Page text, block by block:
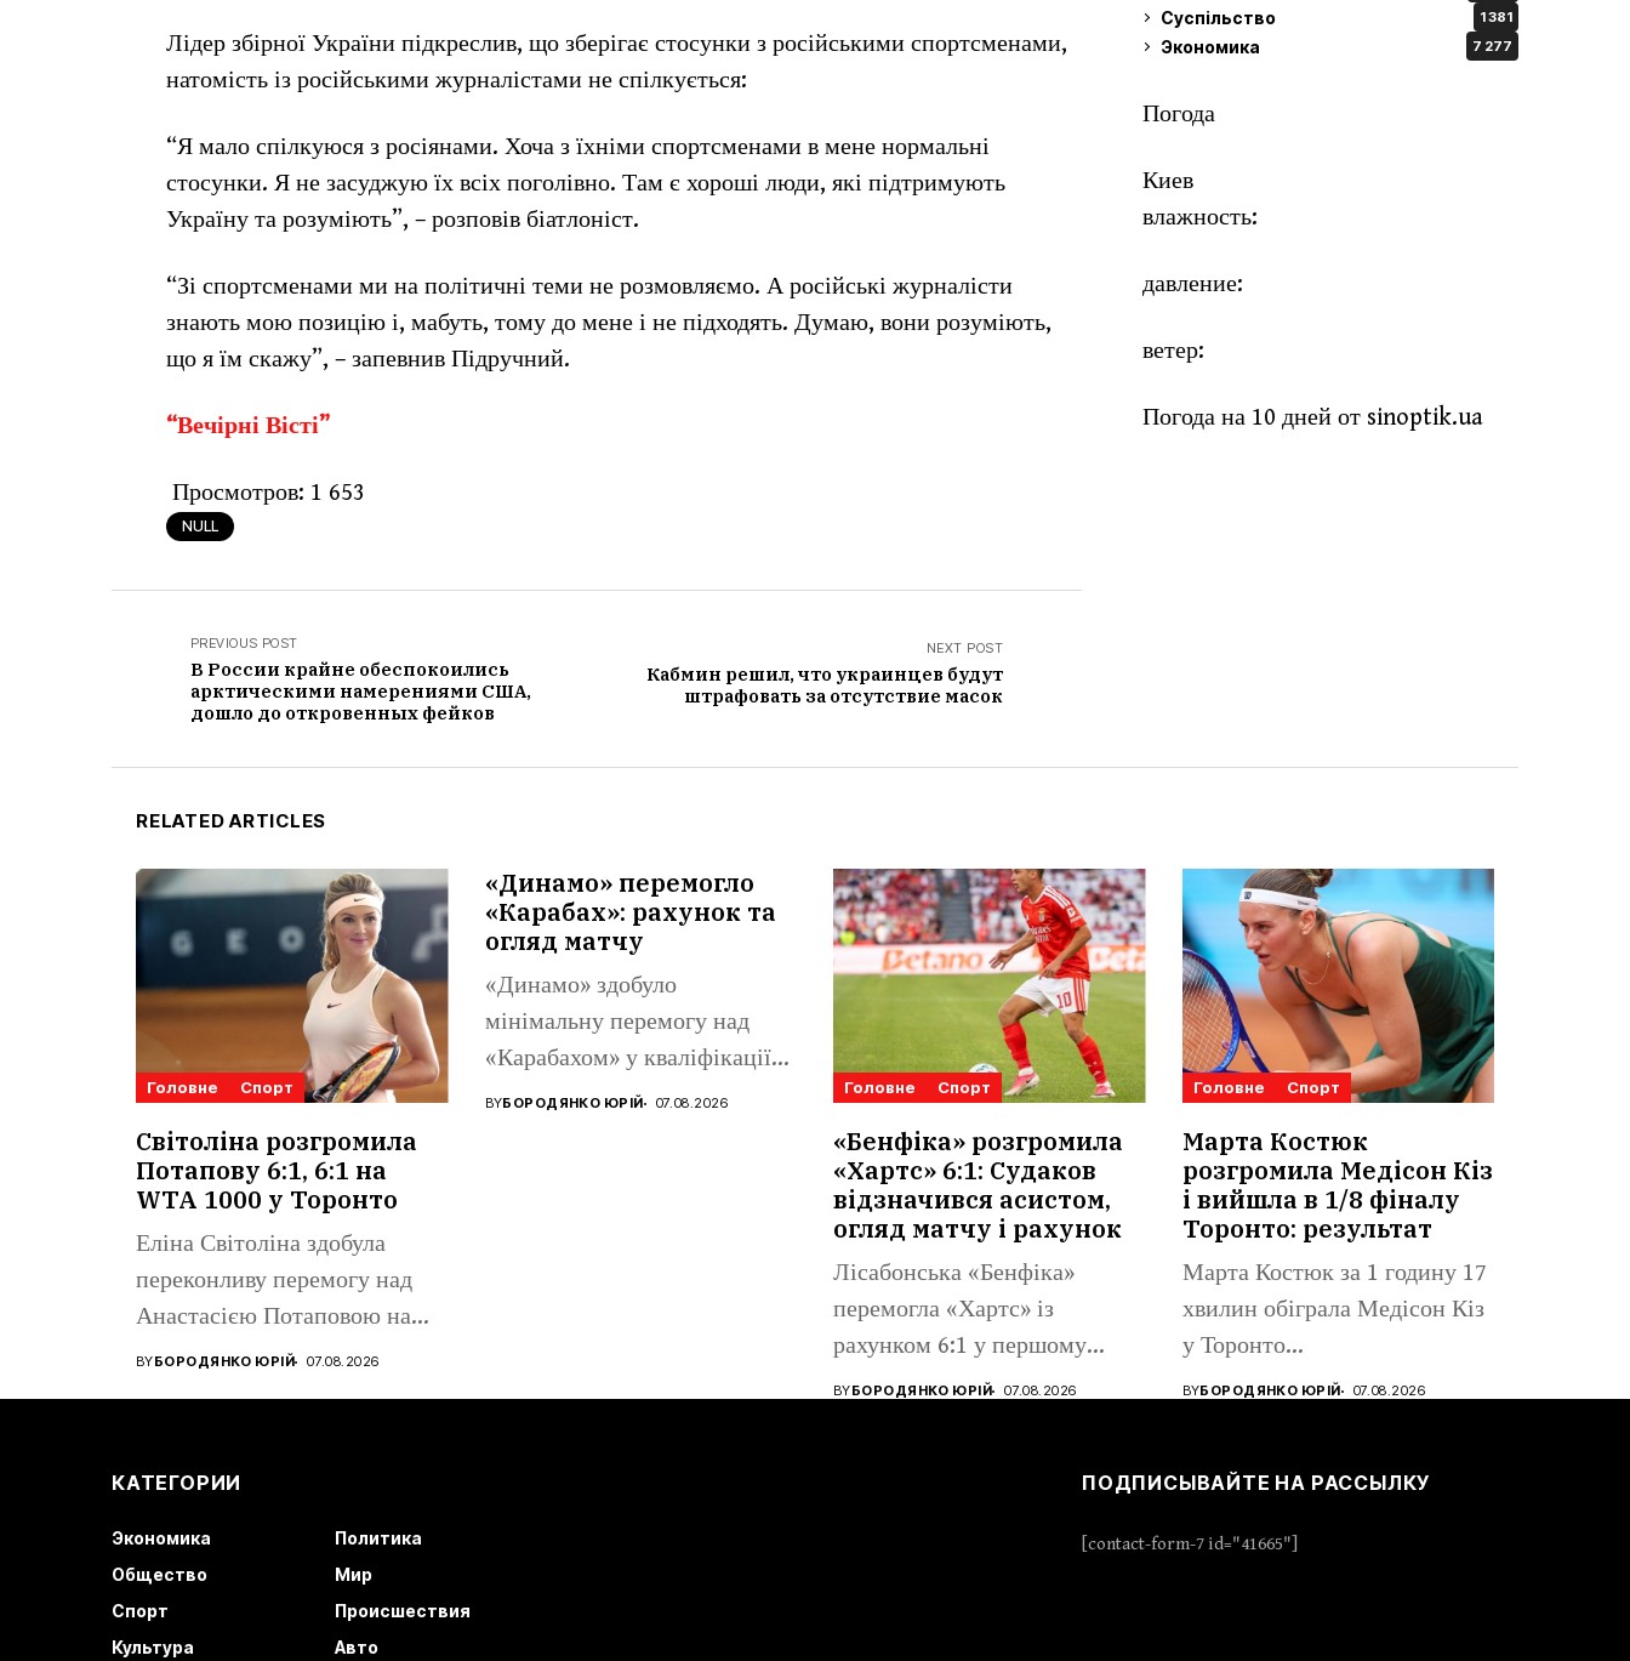
Лідер збірної України підкреслив, що зберігає стосунки з російськими спортсменами,
натомість із російськими журналістами не спілкується:
“Я мало спілкуюся з росіянами. Хоча з їхніми спортсменами в мене нормальні
стосунки. Я не засуджую їх всіх поголівно. Там є хороші люди, які підтримують
Україну та розуміють”, – розповів біатлоніст.
“Зі спортсменами ми на політичні теми не розмовляємо. А російські журналісти
знають мою позицію і, мабуть, тому до мене і не підходять. Думаю, вони розуміють,
що я їм скажу”, – запевнив Підручний.
“Вечірні Вісті”
Просмотров: 1 653
NULL
PREVIOUS POST
В России крайне обеспокоились
арктическими намерениями США,
дошло до откровенных фейков
NEXT POST
Кабмин решил, что украинцев будут
штрафовать за отсутствие масок
Суспільство 1 381
Экономика 7 277
Погода
Киев
влажность:
давление:
ветер:
Погода на 10 дней от sinoptik.ua
RELATED ARTICLES
Головне Спорт
Світоліна розгромила
Потапову 6:1, 6:1 на
WTA 1000 у Торонто
Еліна Світоліна здобула
переконливу перемогу над
Анастасією Потаповою на
турнірі WTA 1000...
BYБОРОДЯНКО ЮРІЙ 07.08.2026
«Динамо» перемогло
«Карабах»: рахунок та
огляд матчу
«Динамо» здобуло
мінімальну перемогу над
«Карабахом» у кваліфікації
Ліги конференцій. Матвій
BYБОРОДЯНКО ЮРІЙ 07.08.2026
Головне Спорт
«Бенфіка» розгромила
«Хартс» 6:1: Судаков
відзначився асистом,
огляд матчу і рахунок
Лісабонська «Бенфіка»
перемогла «Хартс» із
рахунком 6:1 у першому
матчі третього
BYБОРОДЯНКО ЮРІЙ 07.08.2026
Головне Спорт
Марта Костюк
розгромила Медісон Кіз
і вийшла в 1/8 фіналу
Торонто: результат
Марта Костюк за 1 годину 17
хвилин обіграла Медісон Кіз
у Торонто...
BYБОРОДЯНКО ЮРІЙ 07.08.2026
КАТЕГОРИИ
Экономика
Политика
Общество
Мир
Спорт
Происшествия
Культура
Авто
ПОДПИСЫВАЙТЕ НА РАССЫЛКУ
[contact-form-7 id="41665"]